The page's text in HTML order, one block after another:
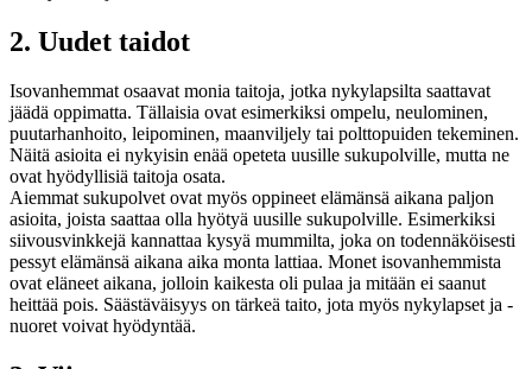
2. Uudet taidot
Isovanhemmat osaavat monia taitoja, jotka nykylapsilta saattavat
jäädä oppimatta. Tällaisia ovat esimerkiksi ompelu, neulominen,
puutarhanhoito, leipominen, maanviljely tai polttopuiden tekeminen.
Näitä asioita ei nykyisin enää opeteta uusille sukupolville, mutta ne
ovat hyödyllisiä taitoja osata.
Aiemmat sukupolvet ovat myös oppineet elämänsä aikana paljon
asioita, joista saattaa olla hyötyä uusille sukupolville. Esimerkiksi
siivousvinkkejä kannattaa kysyä mummilta, joka on todennäköisesti
pessyt elämänsä aikana aika monta lattiaa. Monet isovanhemmista
ovat eläneet aikana, jolloin kaikesta oli pulaa ja mitään ei saanut
heittää pois. Säästäväisyys on tärkeä taito, jota myös nykylapset ja -
nuoret voivat hyödyntää.